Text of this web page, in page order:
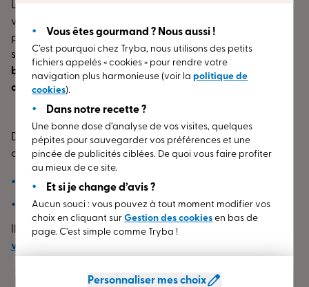
Les professionnels TRYBA mettent un point d’honneur à
vous prodiguer des conseils à chaque étape de votre
projet. Augmenter la luminosité, réduire les nuisances
sonores ou améliorer votre confort : ilsécoutent vos
besoins et vos objectifs pour vous
accompagner dans le
choix de vos menuiseries
Dans la même optique, un poseur TRYBA va vous
conseiller pour l’entretien de vos menuiseries afin
de prolonger leurs performances ;
de profiter au maximum des effets isolants.
Il peut vous rappeler lesspécificités des produits que
vous avez sélectionnés et leurs atouts.
Vous êtes gourmand ? Nous aussi !
C’est pourquoi chez Tryba, nous utilisons des petits
fichiers appelés « cookies » pour rendre votre
navigation plus harmonieuse (voir lapolitique de
cookies).
Dans notre recette ?
Une bonne dose d’analyse de vos visites, quelques
pépites pour sauvegarder vos préférences et une
pincée de publicités ciblées. De quoi vous faire profiter
au mieux de ce site.
Et si je change d’avis ?
Aucun souci : vous pouvez à tout moment modifier vos
choix en cliquant surGestion des cookies en bas de
page. C’est simple comme Tryba !
Personnaliser mes choix